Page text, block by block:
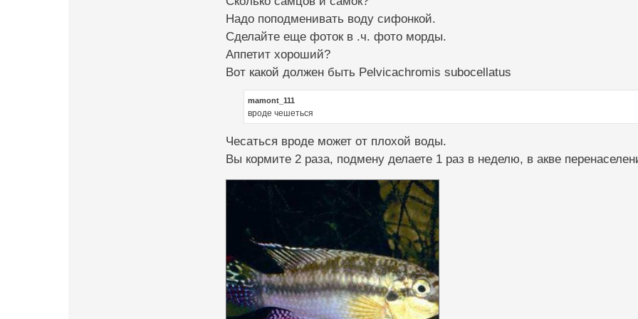
Надо поподменивать воду сифонкой.
Сделайте еще фоток в .ч. фото морды.
Аппетит хороший?
Вот какой должен быть Pelvicachromis subocellatus
mamont_111
вроде чешеться
Чесаться вроде может от плохой воды.
Вы кормите 2 раза, подмену делаете 1 раз в неделю, в акве